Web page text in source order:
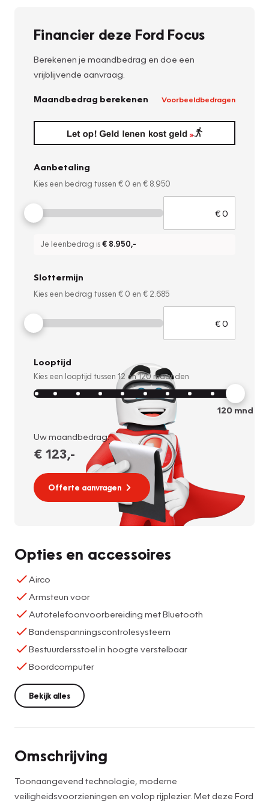
Financier deze Ford Focus
Berekenen je maandbedrag en doe een
vrijblijvende aanvraag.
Maandbedrag berekenen Voorbeeldbedragen
Aanbetaling
Kies een bedrag tussen € 0 en € 8.950
Je leenbedrag is€ 8.950,-
Slottermijn
Kies een bedrag tussen € 0 en € 2.685
Looptijd
Kies een looptijd tussen 12 en120 maanden
120mnd
Uw maandbedrag:
€ 123,-
Offerte aanvragen
Opties en accessoires
Airco
Armsteun voor
Autotelefoonvoorbereiding met Bluetooth
Bandenspanningscontrolesysteem
Bestuurdersstoel in hoogte verstelbaar
Boordcomputer
Bekijk alles
Omschrijving
Toonaangevend technologie, moderne
veiligheidsvoorzieningen en volop rijplezier. Met deze Ford